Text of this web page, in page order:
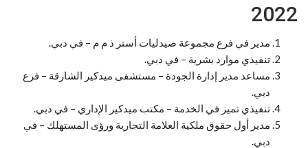
2022
مدير في فرع مجموعة صيدليات أستر ذ م م – في دبي.
تنفيذي موارد بشرية – في دبي.
مساعد مدير إدارة الجودة – مستشفى ميدكير الشارقة – فرع
دبي.
تنفيذي تميز في الخدمة – مكتب ميدكير الإداري – في دبي.
مدير أول حقوق ملكية العلامة التجارية ورؤى المستهلك – في
دبي.